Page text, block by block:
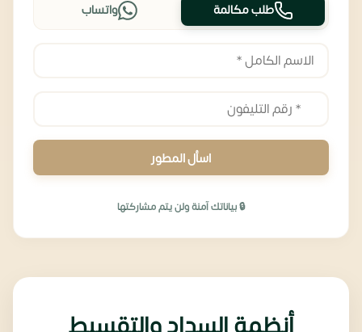
طلب مكالمة واتساب
اسأل المطور
🔒 بياناتك آمنة ولن يتم مشاركتها